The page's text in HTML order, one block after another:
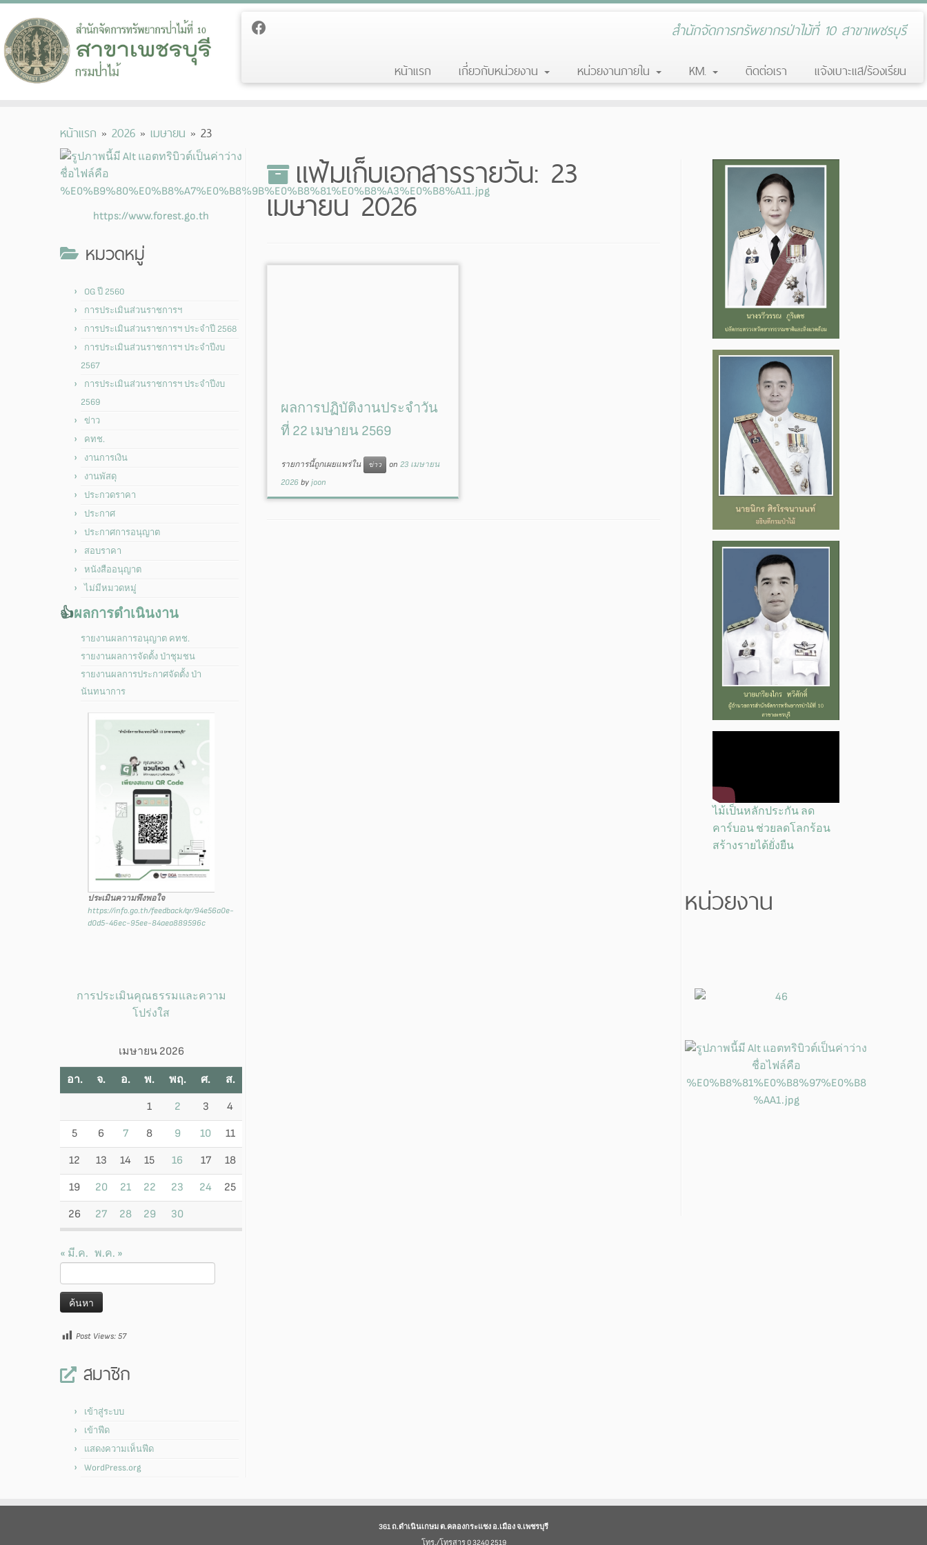
สำนักจัดการทรัพยากรป่าไม้ที่ 10 สาขาเพชรบุรี
หน้าแรก เกี่ยวกับหน่วยงาน หน่วยงานภายใน KM. ติดต่อเรา แจ้งเบาะแส/ร้องเรียน
หน้าแรก » 2026 » เมษายน » 23
https://www.forest.go.th
หมวดหมู่
OG ปี 2560
การประเมินส่วนราชการฯ
การประเมินส่วนราชการฯ ประจำปี 2568
การประเมินส่วนราชการฯ ประจำปีงบ
2567
การประเมินส่วนราชการฯ ประจำปีงบ
2569
ข่าว
คทช.
งานการเงิน
งานพัสดุ
ประกวดราคา
ประกาศ
ประกาศการอนุญาต
สอบราคา
หนังสืออนุญาต
ไม่มีหมวดหมู่
👍ผลการดำเนินงาน
รายงานผลการอนุญาต คทช.
รายงานผลการจัดตั้ง ป่าชุมชน
รายงานผลการประกาศจัดตั้ง ป่า
นันทนาการ
ประเมินความพึงพอใจ
https://info.go.th/feedback/qr/94e56a0e-
d0d5-46ec-95ee-84aea889596c
การประเมินคุณธรรมและความ
โปร่งใส
เมษายน 2026
อา. จ. อ. พ. พฤ. ศ. ส.
1 2 3 4
5 6 7 8 9 10 11
12 13 14 15 16 17 18
19 20 21 22 23 24 25
26 27 28 29 30
« มี.ค. พ.ค. »
สำหรับ:
Post Views: 57
สมาชิก
เข้าสู่ระบบ
เข้าฟีด
แสดงความเห็นฟีด
WordPress.org
แฟ้มเก็บเอกสารรายวัน: 23
เมษายน 2026
ผลการปฏิบัติงานประจำวัน
ที่ 22 เมษายน 2569
รายการนี้ถูกเผยแพร่ใน ข่าว on23 เมษายน
2026 byjoon
ไม้เป็นหลักประกัน ลด
คาร์บอน ช่วยลดโลกร้อน
สร้างรายได้ยั่งยืน
หน่วยงาน
361 ถ.ดำเนินเกษม ต.คลองกระแชง อ.เมือง จ.เพชรบุรี
โทร./โทรสาร 0 3240 2519